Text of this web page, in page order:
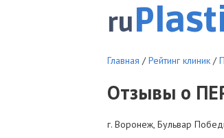
ru
Главная / Рейтинг клиник /
Отзывы о
г. Воронеж, Бульвар